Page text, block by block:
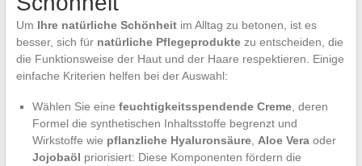
Um Ihre natürliche Schönheitim Alltag zu betonen, ist es
besser, sich für natürliche Pflegeproduktezu entscheiden, die
die Funktionsweise der Haut und der Haare respektieren. Einige
einfache Kriterien helfen bei der Auswahl:
Wählen Sie eine feuchtigkeitsspendende Creme, deren
Formel die synthetischen Inhaltsstoffe begrenzt und
Wirkstoffe wie pflanzliche Hyaluronsäure, Aloe Veraoder
Jojobaöl priorisiert: Diese Komponenten fördern die